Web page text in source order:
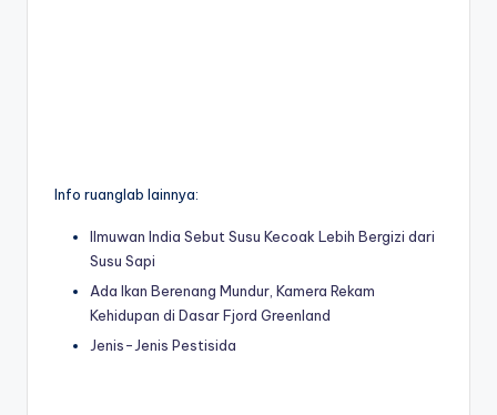
Info ruanglab lainnya:
Ilmuwan India Sebut Susu Kecoak Lebih Bergizi dari
Susu Sapi
Ada Ikan Berenang Mundur, Kamera Rekam
Kehidupan di Dasar Fjord Greenland
Jenis-Jenis Pestisida